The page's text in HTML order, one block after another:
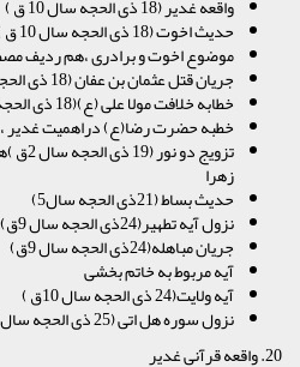
حدیث اخوت (18 ذی الحجه سال 10 ق )
موضوع اخوت و برادری ،هم ردیف
جریان قتل عثمان بن عفان (18 ذی الحجه سال 34ق)
خطابه خلافت مولا علی (ع)(18 ذی الحجه حدود سال 34ق)
خطبه حضرت رضا(ع) دراهمیت غدیر ،
زهرا
حدیث بساط (21ذی الحجه سال5)
نزول آیه تطهیر(24ذی الحجه سال 9ق)
جریان مباهله(24ذی الحجه سال 9ق)
آیه مربوط به خاتم بخشی
آیه ولایت(24 ذی الحجه سال 10ق )
نزول سوره هل اتی (25 ذی الحجه سال 9ق)
20. واقعه قرآنی غدیر